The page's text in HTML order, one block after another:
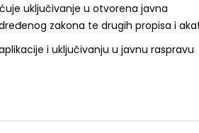
uključivanje u otvorena javna
zakona te drugih propisa i
i uključivanju u javnu raspravu